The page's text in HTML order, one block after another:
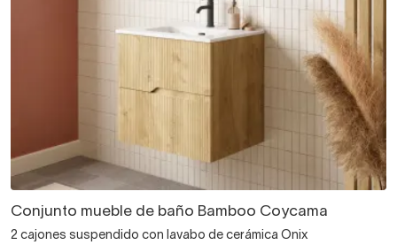
Conjunto mueble de baño Bamboo Coycama
2 cajones suspendido con lavabo de cerámica Onix